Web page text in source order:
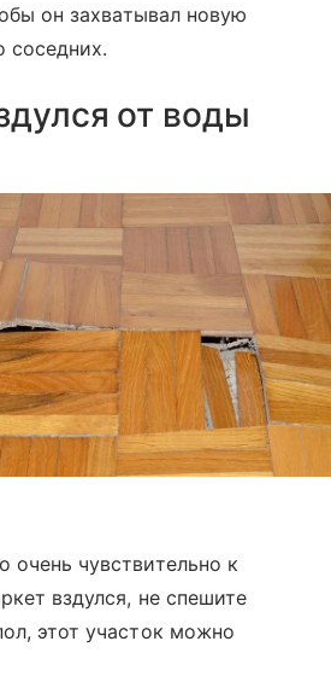
он захватывал новую
соседних.
от воды
очень чувствительно к
вздулся, не спешите
этот участок можно